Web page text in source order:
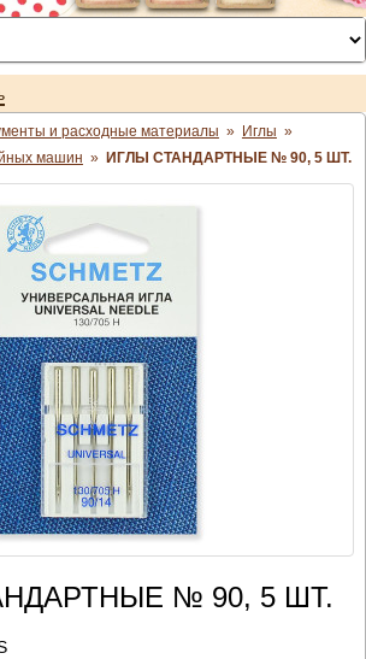
и расходные материалы » Иглы »
машин » ИГЛЫ СТАНДАРТНЫЕ № 90, 5 ШТ.
№ 90, 5 ШТ.